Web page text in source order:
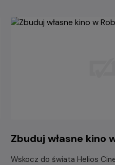
Zbuduj własne kino
Wskocz do świata Helios